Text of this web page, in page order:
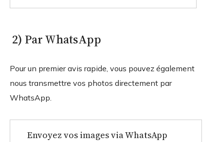
2) Par WhatsApp
Pour un premier avis rapide, vous pouvez également
nous transmettre vos photos directement par
WhatsApp.
Envoyez vos images via WhatsApp